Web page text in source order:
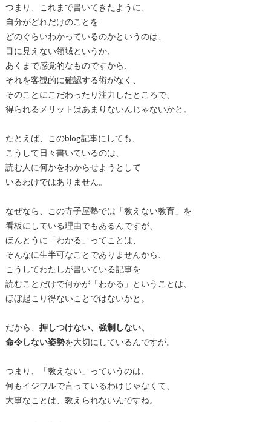
つまり、これまで書いてきたように、
自分がどれだけのことを
どのぐらいわかっているのかというのは、
目に見えない領域というか、
あくまで感覚的なものですから、
それを客観的に確認する術がなく、
そのことにこだわったり注力したところで、
得られるメリットはあまりないんじゃないかと。
たとえば、このblog記事にしても、
こうして日々書いているのは、
読む人に何かをわからせようとして
いるわけではありません。
なぜなら、この寺子屋塾では「教えない教育」を
看板にしている理由でもあるんですが、
ほんとうに「わかる」ってことは、
そんなに生半可なことでありませんから、
こうしてわたしが書いている記事を
読むことだけで何かが「わかる」ということは、
ほぼ起こり得ないことではないかと。
だから、 押しつけない、強制しない、
命令しない姿勢を大切にしているんですが。
つまり、「教えない」っていうのは、
何もイジワルで言っているわけじゃなくて、
大事なことは、教えられないんですね。